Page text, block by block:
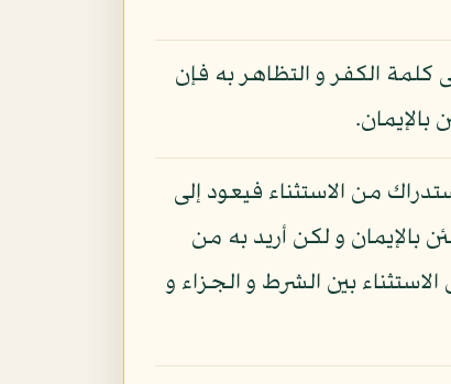
كلمة الكفر و التظاهر به فإن
بالإيمان.
من الاستثناء فيعود إلى
بالإيمان و لكن أريد به من
بين الشرط و الجزاء و